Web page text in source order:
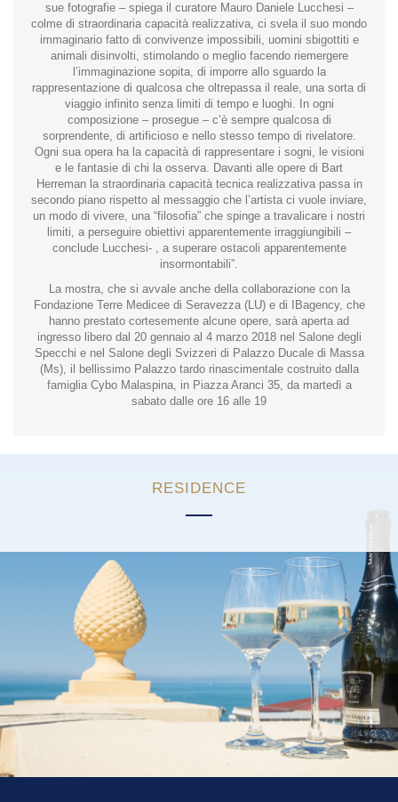
sue fotografie – spiega il curatore Mauro Daniele Lucchesi –
colme di straordinaria capacità realizzativa, ci svela il suo mondo
immaginario fatto di convivenze impossibili, uomini sbigottiti e
animali disinvolti, stimolando o meglio facendo riemergere
l’immaginazione sopita, di imporre allo sguardo la
rappresentazione di qualcosa che oltrepassa il reale, una sorta di
viaggio infinito senza limiti di tempo e luoghi. In ogni
composizione – prosegue – c’è sempre qualcosa di
sorprendente, di artificioso e nello stesso tempo di rivelatore.
Ogni sua opera ha la capacità di rappresentare i sogni, le visioni
e le fantasie di chi la osserva. Davanti alle opere di Bart
Herreman la straordinaria capacità tecnica realizzativa passa in
secondo piano rispetto al messaggio che l’artista ci vuole inviare,
un modo di vivere, una “filosofia” che spinge a travalicare i nostri
limiti, a perseguire obiettivi apparentemente irraggiungibili –
conclude Lucchesi- , a superare ostacoli apparentemente
insormontabili”.
La mostra, che si avvale anche della collaborazione con la
Fondazione Terre Medicee di Seravezza (LU) e di IBagency, che
hanno prestato cortesemente alcune opere, sarà aperta ad
ingresso libero dal 20 gennaio al 4 marzo 2018 nel Salone degli
Specchi e nel Salone degli Svizzeri di Palazzo Ducale di Massa
(Ms), il bellissimo Palazzo tardo rinascimentale costruito dalla
famiglia Cybo Malaspina, in Piazza Aranci 35, da martedì a
sabato dalle ore 16 alle 19
RESIDENCE